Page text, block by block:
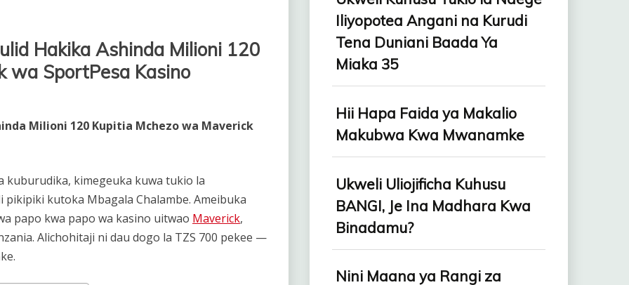
Hakika Ashinda Milioni 120
wa SportPesa Kasino
Milioni 120 Kupitia Mchezo wa Maverick
kuburudika, kimegeuka kuwa tukio la
kutoka Mbagala Chalambe. Ameibuka
papo kwa papo wa kasino uitwao Maverick,
Alichohitaji ni dau dogo la TZS 700 pekee —
Iliyopotea Angani na Kurudi
Tena Duniani Baada Ya
Miaka 35
Hii Hapa Faida ya Makalio
Makubwa Kwa Mwanamke
Ukweli Uliojificha Kuhusu
BANGI, Je Ina Madhara Kwa
Binadamu?
Nini Maana ya Rangi za